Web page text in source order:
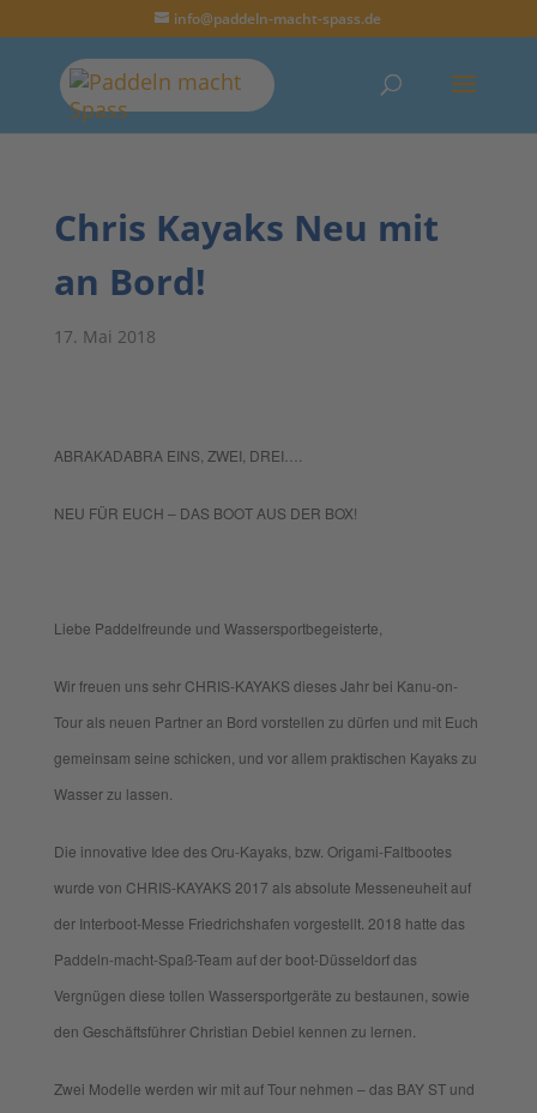
info@paddeln-macht-spass.de
Chris Kayaks Neu mit
an Bord!
17. Mai 2018
ABRAKADABRA EINS, ZWEI, DREI….
NEU FÜR EUCH – DAS BOOT AUS DER BOX!
Liebe Paddelfreunde und Wassersportbegeisterte,
Wir freuen uns sehr CHRIS-KAYAKS dieses Jahr bei Kanu-on-
Tour als neuen Partner an Bord vorstellen zu dürfen und mit Euch
gemeinsam seine schicken, und vor allem praktischen Kayaks zu
Wasser zu lassen.
Die innovative Idee des Oru-Kayaks, bzw. Origami-Faltbootes
wurde von CHRIS-KAYAKS 2017 als absolute Messeneuheit auf
der Interboot-Messe Friedrichshafen vorgestellt. 2018 hatte das
Paddeln-macht-Spaß-Team auf der boot-Düsseldorf das
Vergnügen diese tollen Wassersportgeräte zu bestaunen, sowie
den Geschäftsführer Christian Debiel kennen zu lernen.
Zwei Modelle werden wir mit auf Tour nehmen – das BAY ST und